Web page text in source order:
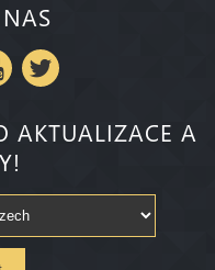
AKTUALIZACE A